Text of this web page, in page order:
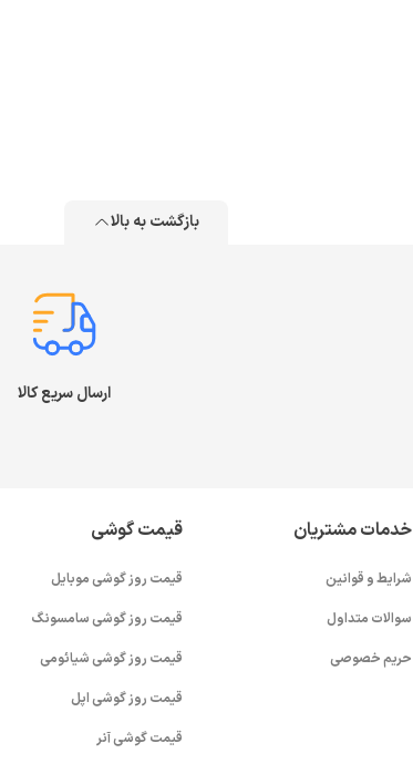
بازگشت به بالا
ارسال سریع کالا
خدمات مشتریان
شرایط و قوانین
سوالات متداول
حریم خصوصی
قیمت گوشی
قیمت روز گوشی موبایل
قیمت روز گوشی سامسونگ
قیمت روز گوشی شیائومی
قیمت روز گوشی اپل
قیمت گوشی آنر